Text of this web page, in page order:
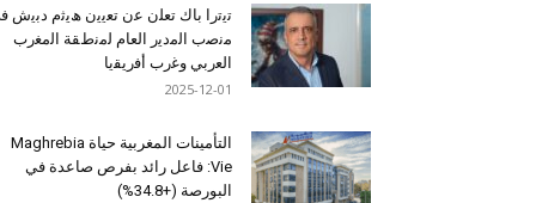
ﺗﯾﺗرا ﺑﺎك ﺗﻌﻠن ﻋن ﺗﻌﯾﯾن ھﯾﺛم دﺑﯾش
ﻣﻧﺻب اﻟﻣدﯾر اﻟﻌﺎم ﻟﻣﻧطﻘﺔ اﻟﻣﻐرب
اﻟﻌرﺑﻲ وﻏرب أﻓرﯾﻘﯾﺎ
2025-12-01
التأمينات المغربية حياة Maghrebia
Vie: فاعل رائد بفرص صاعدة في
البورصة (+34.8%)